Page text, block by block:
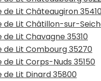
Lit Châteaugiron
Lit Châtillon-sur-
Lit Chavagne 35310
Lit Combourg 35270
Lit Corps-Nuds 35150
Lit Dinard 35800